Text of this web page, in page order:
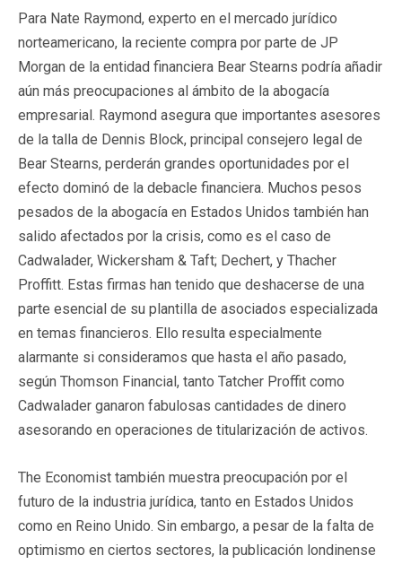
Para Nate Raymond, experto en el mercado jurídico
norteamericano, la reciente compra por parte de JP
Morgan de la entidad financiera Bear Stearns podría añadir
aún más preocupaciones al ámbito de la abogacía
empresarial. Raymond asegura que importantes asesores
de la talla de Dennis Block, principal consejero legal de
Bear Stearns, perderán grandes oportunidades por el
efecto dominó de la debacle financiera. Muchos pesos
pesados de la abogacía en Estados Unidos también han
salido afectados por la crisis, como es el caso de
Cadwalader, Wickersham & Taft; Dechert, y Thacher
Proffitt. Estas firmas han tenido que deshacerse de una
parte esencial de su plantilla de asociados especializada
en temas financieros. Ello resulta especialmente
alarmante si consideramos que hasta el año pasado,
según Thomson Financial, tanto Tatcher Proffit como
Cadwalader ganaron fabulosas cantidades de dinero
asesorando en operaciones de titularización de activos.
The Economist también muestra preocupación por el
futuro de la industria jurídica, tanto en Estados Unidos
como en Reino Unido. Sin embargo, a pesar de la falta de
optimismo en ciertos sectores, la publicación londinense